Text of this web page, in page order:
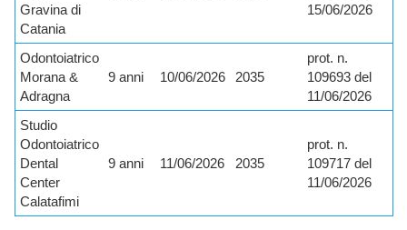
Gravina di
Catania
15/06/2026
Odontoiatrico
Morana &
Adragna
9 anni 10/06/2026 2035
prot. n.
109693 del
11/06/2026
Studio
Odontoiatrico
Dental
Center
Calatafimi
9 anni 11/06/2026 2035
prot. n.
109717 del
11/06/2026